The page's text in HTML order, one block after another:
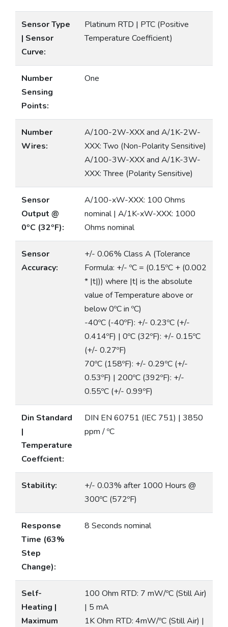
Sensor Type
| Sensor
Curve:
Platinum RTD | PTC (Positive
Temperature Coefficient)
Number
Sensing
Points:
One
Number
Wires:
A/100-2W-XXX and A/1K-2W-
XXX: Two (Non-Polarity Sensitive)
A/100-3W-XXX and A/1K-3W-
XXX: Three (Polarity Sensitive)
Sensor
Output @
0ºC (32ºF):
A/100-xW-XXX: 100 Ohms
nominal | A/1K-xW-XXX: 1000
Ohms nominal
Sensor
Accuracy:
+/- 0.06% Class A (Tolerance
Formula: +/- ºC = (0.15ºC + (0.002
* |t|)) where |t| is the absolute
value of Temperature above or
below 0ºC in ºC)
-40ºC (-40ºF): +/- 0.23ºC (+/-
0.414ºF) | 0ºC (32ºF): +/- 0.15ºC
(+/- 0.27ºF)
70ºC (158ºF): +/- 0.29ºC (+/-
0.53ºF) | 200ºC (392ºF): +/-
0.55ºC (+/- 0.99ºF)
Din Standard
|
Temperature
Coeffcient:
DIN EN 60751 (IEC 751) | 3850
ppm / ºC
Stability:
+/- 0.03% after 1000 Hours @
300ºC (572ºF)
Response
Time (63%
Step
Change):
8 Seconds nominal
Self-
Heating |
Maximum
100 Ohm RTD: 7 mW/ºC (Still Air)
| 5 mA
1K Ohm RTD: 4mW/ºC (Still Air) |